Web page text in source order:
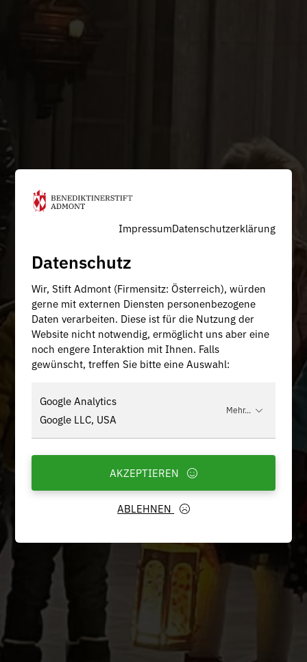
ImpressumDatenschutzerklärung
Datenschutz
Wir, Stift Admont (Firmensitz: Österreich), würden
gerne mit externen Diensten personenbezogene
Daten verarbeiten. Diese ist für die Nutzung der
Website nicht notwendig, ermöglicht uns aber eine
noch engere Interaktion mit Ihnen. Falls
gewünscht, treffen Sie bitte eine Auswahl:
Google Analytics
Google LLC, USA
Mehr...
ABLEHNEN
AKZEPTIEREN